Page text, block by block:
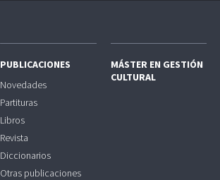
PUBLICACIONES
Novedades
Partituras
Libros
Revista
Diccionarios
Otras publicaciones
MÁSTER EN GESTIÓN
CULTURAL